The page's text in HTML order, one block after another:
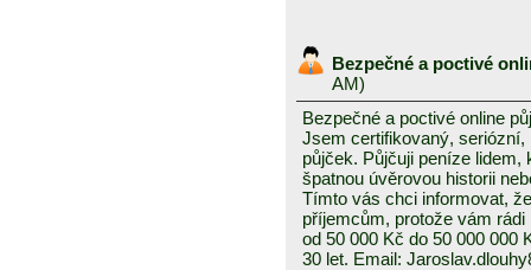
Bezpečné a poctivé
AM)
Bezpečné a poctivé online
Jsem certifikovaný,
půjček. Půjčuji peníze
špatnou úvěrovou historii
Tímto vás chci informovat,
příjemcům, protože vám
od 50 000 Kč do 50 000 000
30 let. Email: